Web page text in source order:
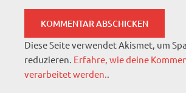
Diese Seite verwendet Akismet, um
reduzieren. Erfahre, wie deine
verarbeitet werden..